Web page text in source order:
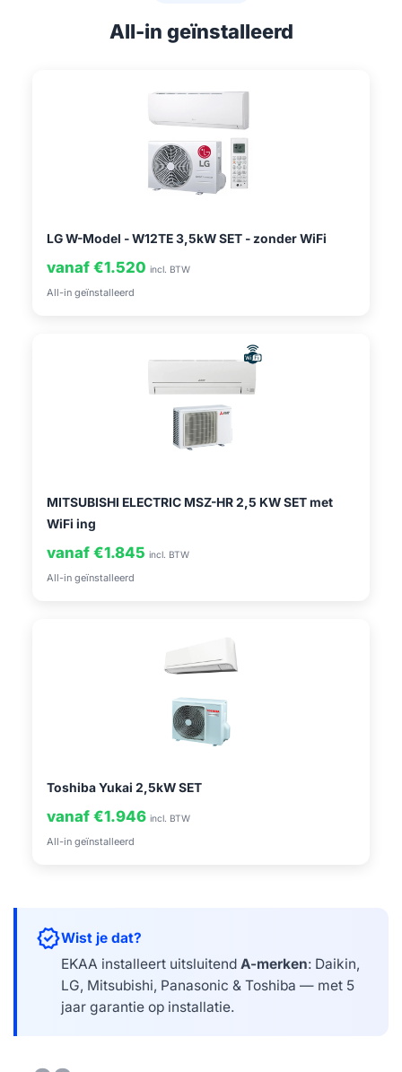
All-in geïnstalleerd
LG W-Model - W12TE 3,5kW SET - zonder WiFi
vanaf €1.520 incl. BTW
All-in geïnstalleerd
MITSUBISHI ELECTRIC MSZ-HR 2,5 KW SET met
WiFi ing
vanaf €1.845 incl. BTW
All-in geïnstalleerd
Toshiba Yukai 2,5kW SET
vanaf €1.946 incl. BTW
All-in geïnstalleerd
verifiedWist je dat?
EKAA installeert uitsluitendA-merken: Daikin,
LG, Mitsubishi, Panasonic & Toshiba — met 5
jaar garantie op installatie.